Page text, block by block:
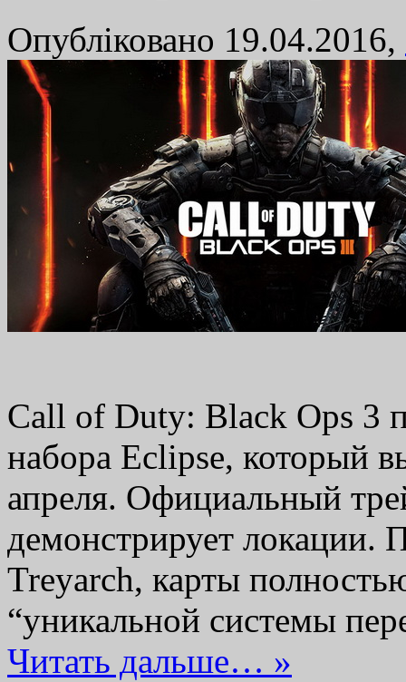
Опубліковано 19.04.2016,
Call of Duty: Black Ops 3
набора Eclipse, который
апреля. Официальный
демонстрирует локации.
Treyarch, карты
“уникальной системы
Читать дальше… »